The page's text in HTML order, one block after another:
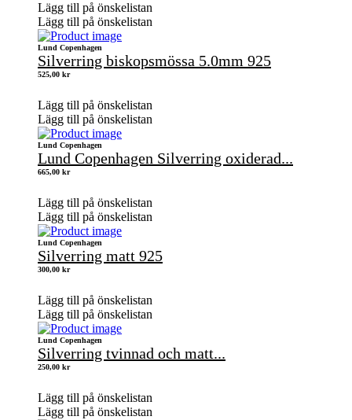
Lägg till på önskelistan
Lägg till på önskelistan
Lund Copenhagen
Silverring biskopsmössa 5.0mm 925
525,00 kr
Lägg till på önskelistan
Lägg till på önskelistan
Lund Copenhagen
Lund Copenhagen Silverring oxiderad...
665,00 kr
Lägg till på önskelistan
Lägg till på önskelistan
Lund Copenhagen
Silverring matt 925
300,00 kr
Lägg till på önskelistan
Lägg till på önskelistan
Lund Copenhagen
Silverring tvinnad och matt...
250,00 kr
Lägg till på önskelistan
Lägg till på önskelistan